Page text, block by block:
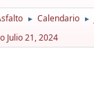
► Calendario ►
Julio 21, 2024